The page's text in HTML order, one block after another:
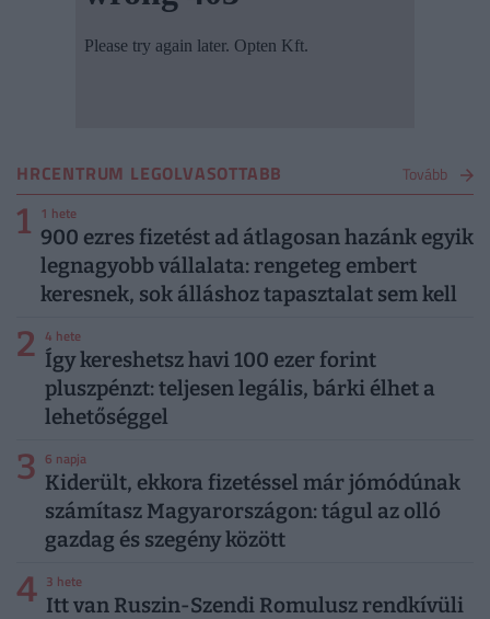
HRCENTRUM LEGOLVASOTTABB Tovább
1 1 hete
900 ezres fizetést ad átlagosan hazánk egyik
legnagyobb vállalata: rengeteg embert
keresnek, sok álláshoz tapasztalat sem kell
2 4 hete
Így kereshetsz havi 100 ezer forint
pluszpénzt: teljesen legális, bárki élhet a
lehetőséggel
3 6 napja
Kiderült, ekkora fizetéssel már jómódúnak
számítasz Magyarországon: tágul az olló
gazdag és szegény között
4 3 hete
Itt van Ruszin-Szendi Romulusz rendkívüli